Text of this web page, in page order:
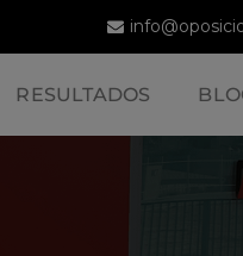
RESULTADOS